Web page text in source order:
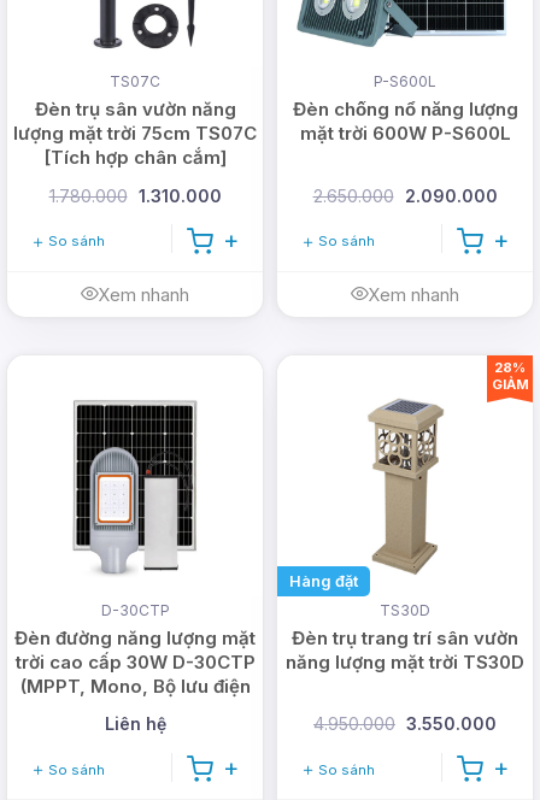
Hotline:0978.126.123
- CSKH/Bảo hành:
1900.099901- Doanh nghiệp:(028)
999.99.123
Email: vn@dmtsolar.com-
cskh@dmtsolar.com
Web: www.dmtsolar.com -
www.dmtsolar.vn
TS07C
Đèn trụ sân vườn năng
lượng mặt trời 75cm TS07C
[Tích hợp chân cắm]
1.780.000 1.310.000
So sánh
Xem nhanh
P-S600L
Đèn chống nổ năng lượng
mặt trời 600W P-S600L
2.650.000 2.090.000
So sánh
Xem nhanh
D-30CTP
Đèn đường năng lượng mặt
trời cao cấp 30W D-30CTP
(MPPT, Mono, Bộ lưu điện
Liên hệ
So sánh
Hàng đặt
TS30D
Đèn trụ trang trí sân vườn
năng lượng mặt trời TS30D
4.950.000 3.550.000
So sánh
28%
GIẢM